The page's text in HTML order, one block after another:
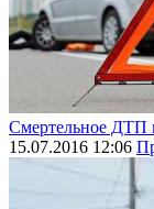
Смертельное ДТП
15.07.2016 12:06